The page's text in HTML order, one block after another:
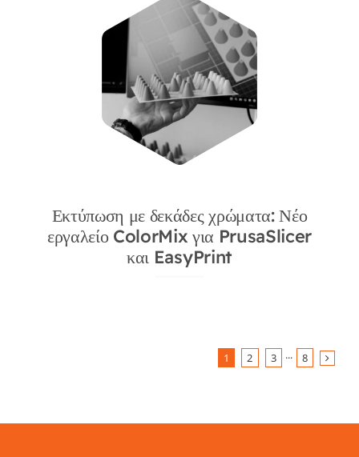
Εκτύπωση με δεκάδες χρώματα: Νέο
εργαλείο ColorMix για PrusaSlicer
και EasyPrint
1 2 3 ··· 8